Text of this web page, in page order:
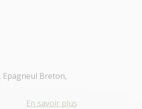
Epagneul Breton,
En savoir plus